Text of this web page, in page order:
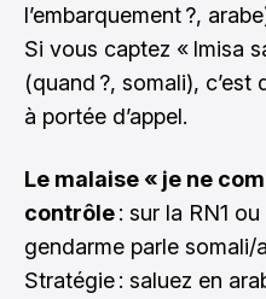
l’embarquement ?,
Si vous captez « Imisa
(quand ?, somali), c’est
à portée d’appel.
Le malaise « je ne
contrôle: sur la RN1
gendarme parle somali/
Stratégie : saluez en